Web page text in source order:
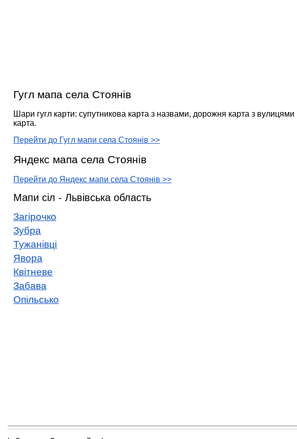
Гугл мапа села Стоянів
Шари гугл карти: супутникова карта з назвами, дорожня карта з
карта.
Перейти до Гугл мапи села Стоянів >>
Яндекс мапа села Стоянів
Перейти до Яндекс мапи села Стоянів >>
Мапи сіл - Львівська область
Загірочко
Зубра
Тужанівці
Явора
Квітневе
Забава
Опільсько